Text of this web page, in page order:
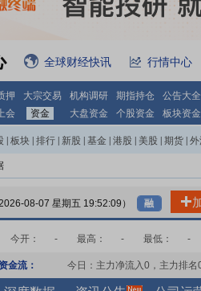
全球财经快讯 行情中心
押 大宗交易 机构调研 期指持仓 公告大全
会 资金 大盘资金 个股资金 板块资金
板块 排行 新股 基金 港股 美股 期货 外
2026-08-07 星期五 19:52:09） 融
今开： - 最高： - 最低： -
资金流： 今日：主力净流入0 ，主力排名